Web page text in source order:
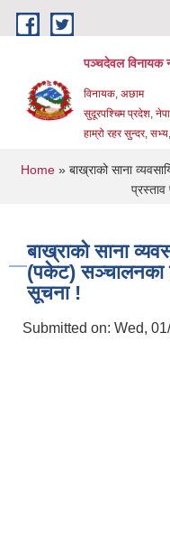
Skip to main content
पञ्चदेवल विनायक
विनायक, अछाम
सुदूरपश्चिम प्रदेश,
हाम्रो रहर सुन्दर,
You are here
Home» बाख्राको साना
प्रस्ताव
बाख्राको साना
(पकेट) सञ्चालनका
सूचना !
Submitted on: Wed,